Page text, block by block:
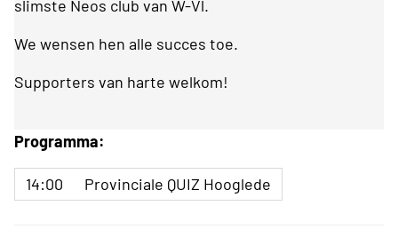
slimste Neos club van W-Vl.
We wensen hen alle succes toe.
Supporters van harte welkom!
Programma:
14:00 Provinciale QUIZ Hooglede